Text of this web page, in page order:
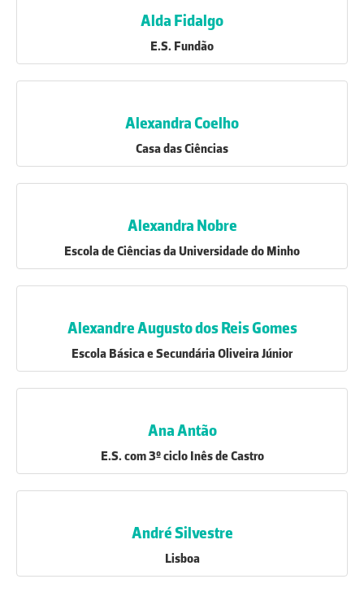
Alda Fidalgo
E.S. Fundão
Alexandra Coelho
Casa das Ciências
Alexandra Nobre
Escola de Ciências da Universidade do Minho
Alexandre Augusto dos Reis Gomes
Escola Básica e Secundária Oliveira Júnior
Ana Antão
E.S. com 3º ciclo Inês de Castro
André Silvestre
Lisboa